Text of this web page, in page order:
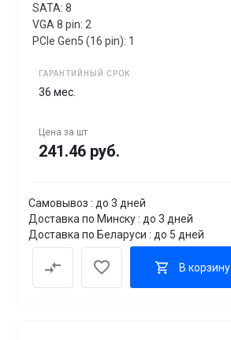
SATA: 8
VGA 8 pin: 2
PCIe Gen5 (16 pin): 1
ГАРАНТИЙНЫЙ СРОК
36 мес.
Цена за шт
241.46 руб.
Самовывоз : до 3 дней
Доставка по Минску : до 3 дней
Доставка по Беларуси : до 5 дней
В корзину